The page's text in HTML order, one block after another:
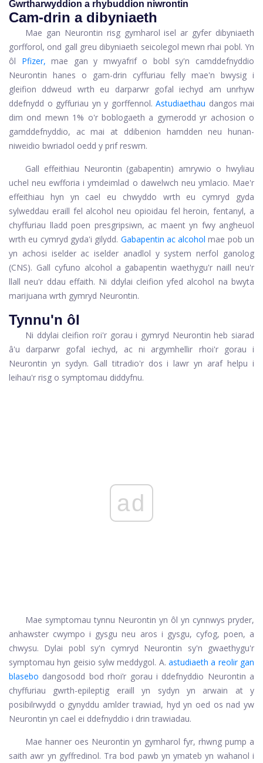
Gwrtharwyddion a rhybuddion niwrontin
Cam-drin a dibyniaeth
Mae gan Neurontin risg gymharol isel ar gyfer dibyniaeth
gorfforol, ond gall greu dibyniaeth seicolegol mewn rhai pobl. Yn
ôl
Pfizer, mae gan y mwyafrif o bobl sy'n camddefnyddio
Neurontin hanes o gam-drin cyffuriau felly mae'n bwysig i
gleifion ddweud wrth eu darparwr gofal iechyd am unrhyw
ddefnydd o gyffuriau yn y gorffennol. Astudiaethau dangos mai
dim ond mewn 1% o'r boblogaeth a gymerodd yr achosion o
gamddefnyddio, ac mai at ddibenion hamdden neu hunan-
niweidio bwriadol oedd y prif reswm.
Gall effeithiau Neurontin (gabapentin) amrywio o hwyliau
uchel neu ewfforia i ymdeimlad o dawelwch neu ymlacio. Mae'r
effeithiau hyn yn cael eu chwyddo wrth eu cymryd gyda
sylweddau eraill fel alcohol neu opioidau fel heroin, fentanyl, a
chyffuriau lladd poen presgripsiwn, ac maent yn fwy angheuol
wrth eu cymryd gyda'i gilydd. Gabapentin ac alcohol mae pob un
yn achosi iselder ac iselder anadlol y system nerfol ganolog
(CNS). Gall cyfuno alcohol a gabapentin waethygu'r naill neu'r
llall neu'r ddau effaith. Ni ddylai cleifion yfed alcohol na bwyta
marijuana wrth gymryd Neurontin.
Tynnu'n ôl
Ni ddylai cleifion roi'r gorau i gymryd Neurontin heb siarad
â'u darparwr gofal iechyd, ac ni argymhellir rhoi'r gorau i
Neurontin yn sydyn. Gall titradio'r dos i lawr yn araf helpu i
leihau'r risg o symptomau diddyfnu.
ad
Mae symptomau tynnu Neurontin yn ôl yn cynnwys pryder,
anhawster cwympo i gysgu neu aros i gysgu, cyfog, poen, a
chwysu. Dylai pobl sy'n cymryd Neurontin sy'n gwaethygu'r
symptomau hyn geisio sylw meddygol. A. astudiaeth a reolir gan
blasebo dangosodd bod rhoi’r gorau i ddefnyddio Neurontin a
chyffuriau gwrth-epileptig eraill yn sydyn yn arwain at y
posibilrwydd o gynyddu amlder trawiad, hyd yn oed os nad yw
Neurontin yn cael ei ddefnyddio i drin trawiadau.
Mae hanner oes Neurontin yn gymharol fyr, rhwng pump a
saith awr yn gyffredinol. Tra bod pawb yn ymateb yn wahanol i